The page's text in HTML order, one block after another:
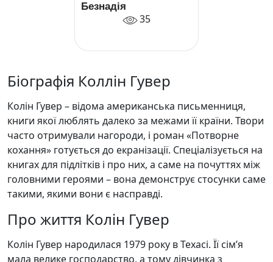
Безнадія
35
Біографія Коллін Гувер
Колін Гувер – відома американська письменниця,
книги якої люблять далеко за межами її країни. Твори
часто отримували нагороди, і роман «Потворне
кохання» готується до екранізації. Спеціалізується на
книгах для підлітків і про них, а саме на почуттях між
головними героями – вона демонструє стосунки саме
такими, якими вони є насправді.
Про життя Колін Гувер
Колін Гувер народилася 1979 року в Техасі. Її сім’я
мала велике господарство, а тому дівчинка з